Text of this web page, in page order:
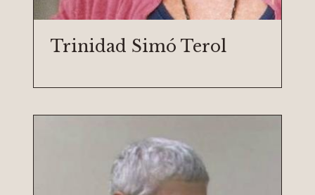
Trinidad Simó Terol